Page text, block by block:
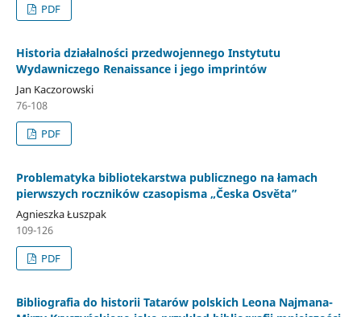
PDF
Historia działalności przedwojennego Instytutu
Wydawniczego Renaissance i jego imprintów
Jan Kaczorowski
76-108
PDF
Problematyka bibliotekarstwa publicznego na łamach
pierwszych roczników czasopisma „Česka Osvěta”
Agnieszka Łuszpak
109-126
PDF
Bibliografia do historii Tatarów polskich Leona Najmana-